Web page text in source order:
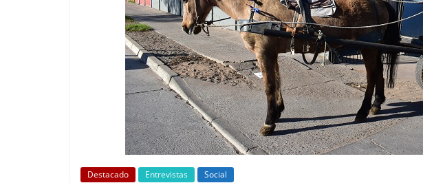
Destacado Entrevistas Social